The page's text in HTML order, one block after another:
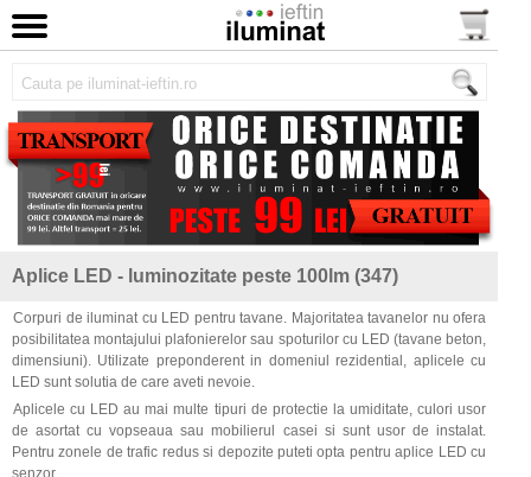
Aplice LED - luminozitate peste 100lm (347)
Corpuri de iluminat cu LED pentru tavane. Majoritatea tavanelor nu ofera
posibilitatea montajului plafonierelor sau spoturilor cu LED (tavane beton,
dimensiuni). Utilizate preponderent in domeniul rezidential, aplicele cu
LED sunt solutia de care aveti nevoie.
Aplicele cu LED au mai multe tipuri de protectie la umiditate, culori usor
de asortat cu vopseaua sau mobilierul casei si sunt usor de instalat.
Pentru zonele de trafic redus si depozite puteti opta pentru aplice LED cu
senzor.